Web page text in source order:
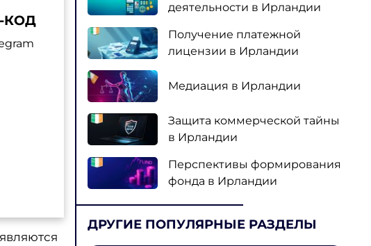
КОД
деятельности в Ирландии
Получение платежной
лицензии в Ирландии
Медиация в Ирландии
Защита коммерческой тайны
в Ирландии
Перспективы формирования
фонда в Ирландии
ДРУГИЕ ПОПУЛЯРНЫЕ РАЗДЕЛЫ